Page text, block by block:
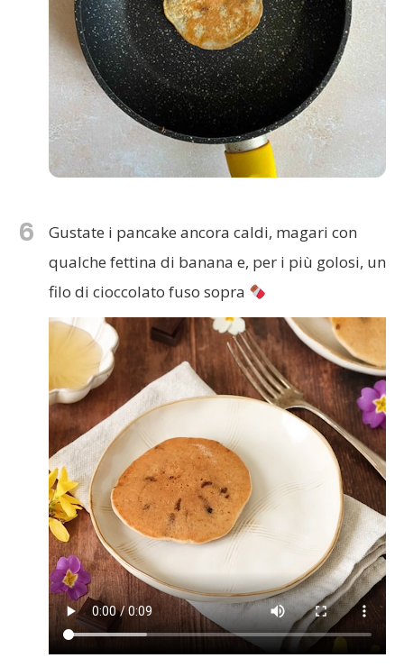
6
Gustate i pancake ancora caldi, magari con
qualche fettina di banana e, per i più golosi, un
filo di cioccolato fuso sopra